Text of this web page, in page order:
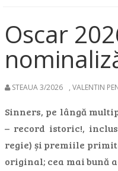
Oscar
STEAUA 3/2026 , VALENTIN
Sinners, pe lângă
– record istoric!,
regie) și premiile
original; cea mai bună